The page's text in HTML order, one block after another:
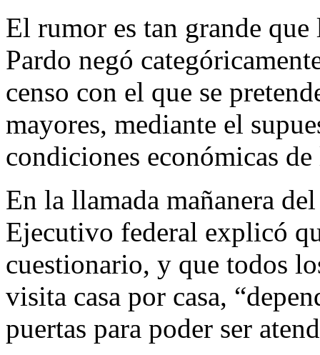
El rumor es tan grande
Pardo negó
censo con el que se
mayores, mediante el
condiciones económicas
En la llamada mañanera
Ejecutivo federal explicó
cuestionario, y que todos
visita casa por casa,
puertas para poder ser